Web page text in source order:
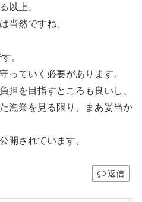
以上、
当然ですね。
。
っていく必要があります。
担を目指すところも良いし、
漁業を見る限り、まあ妥当か
開されています。
返信